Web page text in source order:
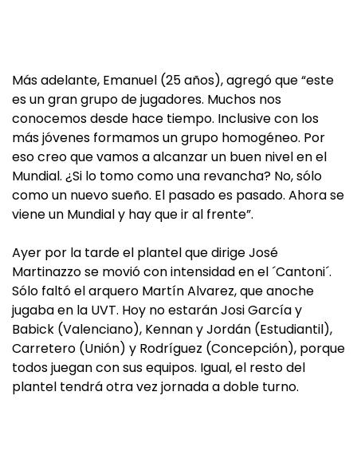
Más adelante, Emanuel (25 años), agregó que “este
es un gran grupo de jugadores. Muchos nos
conocemos desde hace tiempo. Inclusive con los
más jóvenes formamos un grupo homogéneo. Por
eso creo que vamos a alcanzar un buen nivel en el
Mundial. ¿Si lo tomo como una revancha? No, sólo
como un nuevo sueño. El pasado es pasado. Ahora se
viene un Mundial y hay que ir al frente”.
Ayer por la tarde el plantel que dirige José
Martinazzo se movió con intensidad en el ´Cantoni´.
Sólo faltó el arquero Martín Alvarez, que anoche
jugaba en la UVT. Hoy no estarán Josi García y
Babick (Valenciano), Kennan y Jordán (Estudiantil),
Carretero (Unión) y Rodríguez (Concepción), porque
todos juegan con sus equipos. Igual, el resto del
plantel tendrá otra vez jornada a doble turno.